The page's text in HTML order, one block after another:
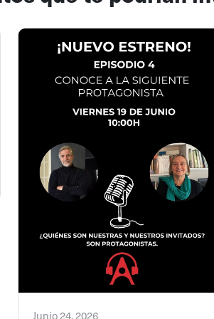
Junio 24, 2026